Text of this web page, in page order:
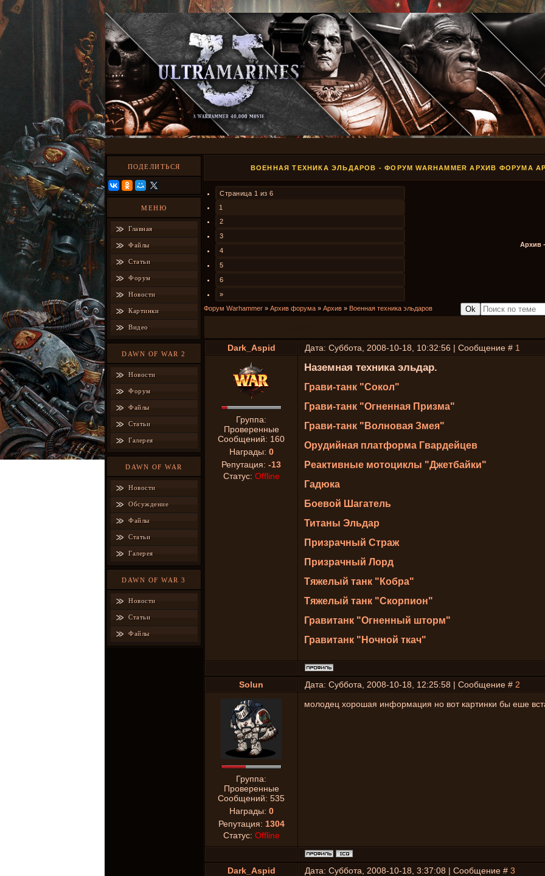
ПОДЕЛИТЬСЯ
МЕНЮ
Главная
Файлы
Статьи
Форум
Новости
Картинки
Видео
DAWN OF WAR 2
Новости
Форум
Файлы
Статьи
Галерея
DAWN OF WAR
Новости
Обсуждение
Файлы
Статьи
Галерея
DAWN OF WAR 3
Новости
Статьи
Файлы
ВОЕННАЯ ТЕХНИКА ЭЛЬДАРОВ - ФОРУМ WARHAMMER АРХИВ ФОРУМА
Страница 1 из 6
1
2
3
4
5
6
»
Архив
Форум Warhammer » Архив форума » Архив » Военная техника эльдаров
Dark_Aspid Дата: Суббота, 2008-10-18, 10:32:56 | Сообщение # 1
Группа:
Проверенные
Сообщений: 160
Награды: 0
Репутация: -13
Статус: Offline
Наземная техника эльдар.
Грави-танк "Сокол"
Грави-танк "Огненная Призма"
Грави-танк "Волновая Змея"
Орудийная платформа Гвардейцев
Реактивные мотоциклы "Джетбайки"
Гадюка
Боевой Шагатель
Титаны Эльдар
Призрачный Страж
Призрачный Лорд
Тяжелый танк "Кобра"
Тяжелый танк "Скорпион"
Гравитанк "Огненный шторм"
Гравитанк "Ночной ткач"
Solun Дата: Суббота, 2008-10-18, 12:25:58 | Сообщение # 2
Группа:
Проверенные
Сообщений: 535
Награды: 0
Репутация: 1304
Статус: Offline
молодец хорошая информация но вот картинки бы еше
Dark_Aspid Дата: Суббота, 2008-10-18, 3:37:08 | Сообщение # 3